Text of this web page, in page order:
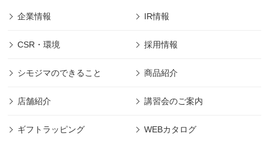
企業情報 IR情報
CSR・環境 採用情報
シモジマのできること 商品紹介
店舗紹介 講習会のご案内
ギフトラッピング WEBカタログ